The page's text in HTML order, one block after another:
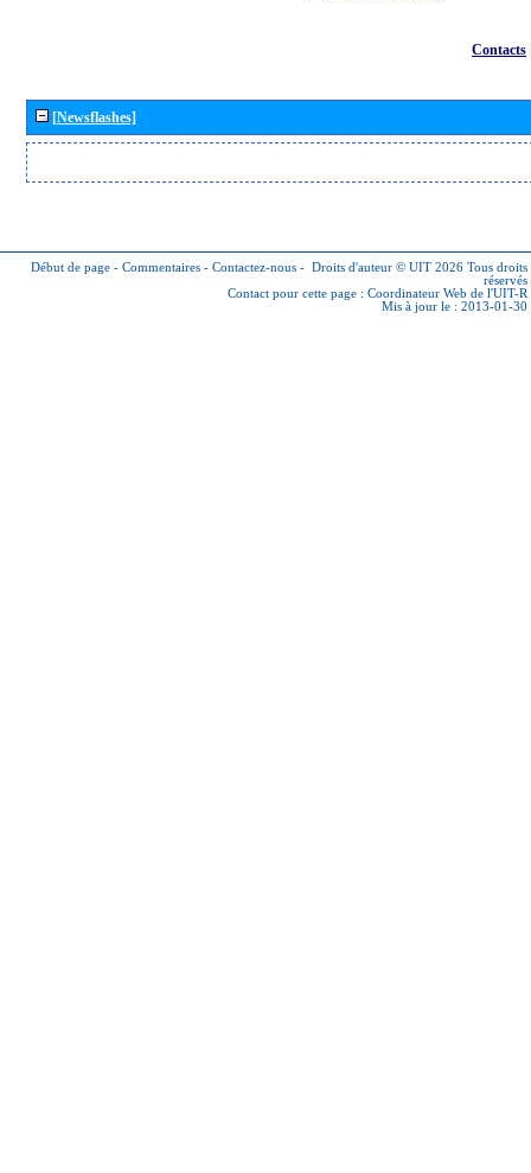
Contacts
[Newsflashes]
Début de page - Commentaires - Contactez-nous - Droits d'auteur © UIT 2026 Tous droits
réservés
Contact pour cette page : Coordinateur Web de l'UIT-R
Mis à jour le : 2013-01-30